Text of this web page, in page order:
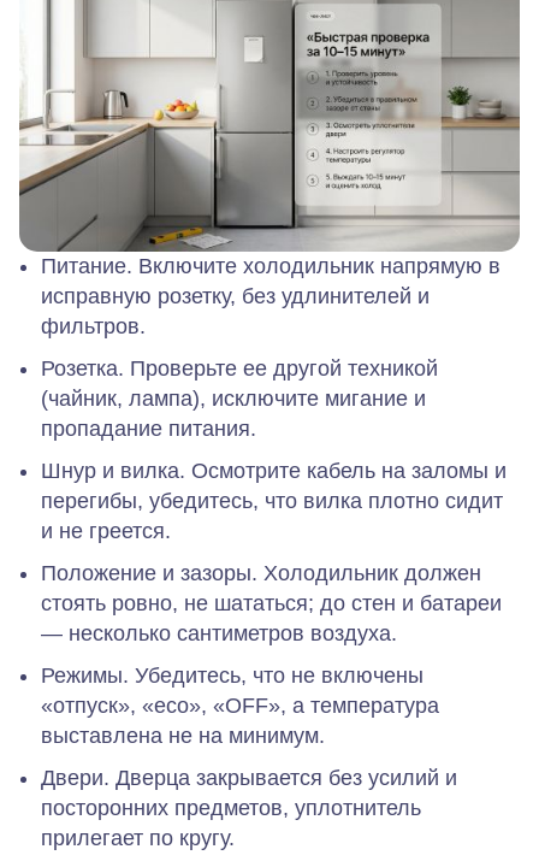
Питание. Включите холодильник напрямую в
исправную розетку, без удлинителей и
фильтров.
Розетка. Проверьте ее другой техникой
(чайник, лампа), исключите мигание и
пропадание питания.
Шнур и вилка. Осмотрите кабель на заломы и
перегибы, убедитесь, что вилка плотно сидит
и не греется.
Положение и зазоры. Холодильник должен
стоять ровно, не шататься; до стен и батареи
— несколько сантиметров воздуха.
Режимы. Убедитесь, что не включены
«отпуск», «eco», «OFF», а температура
выставлена не на минимум.
Двери. Дверца закрывается без усилий и
посторонних предметов, уплотнитель
прилегает по кругу.